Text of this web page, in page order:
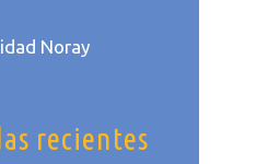
Noray
recientes